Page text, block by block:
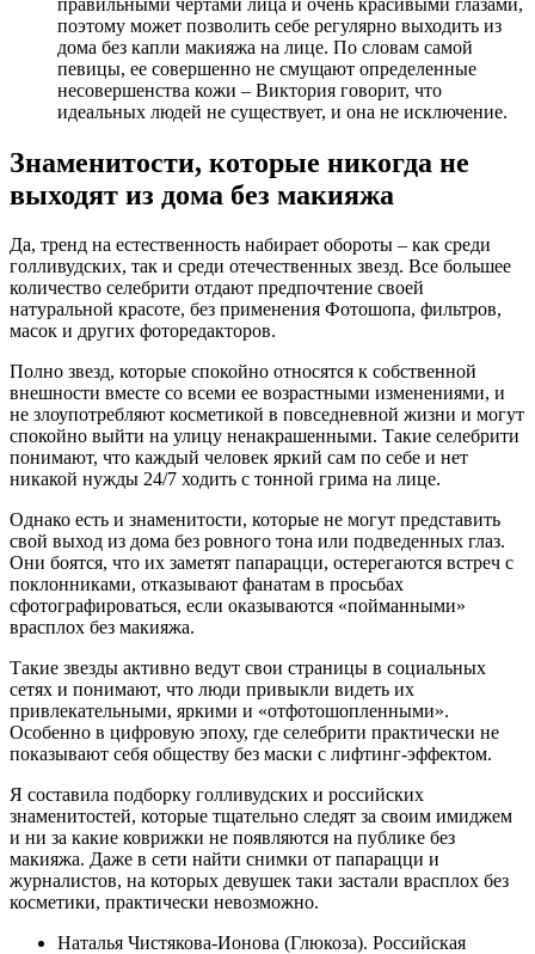
поэтому может позволить себе регулярно выходить из
дома без капли макияжа на лице. По словам самой
певицы, ее совершенно не смущают определенные
несовершенства кожи – Виктория говорит, что
идеальных людей не существует, и она не исключение.
Знаменитости, которые никогда не
выходят из дома без макияжа
Да, тренд на естественность набирает обороты – как среди
голливудских, так и среди отечественных звезд. Все большее
количество селебрити отдают предпочтение своей
натуральной красоте, без применения Фотошопа, фильтров,
масок и других фоторедакторов.
Полно звезд, которые спокойно относятся к собственной
внешности вместе со всеми ее возрастными изменениями, и
не злоупотребляют косметикой в повседневной жизни и могут
спокойно выйти на улицу ненакрашенными. Такие селебрити
понимают, что каждый человек яркий сам по себе и нет
никакой нужды 24/7 ходить с тонной грима на лице.
Однако есть и знаменитости, которые не могут представить
свой выход из дома без ровного тона или подведенных глаз.
Они боятся, что их заметят папарацци, остерегаются встреч с
поклонниками, отказывают фанатам в просьбах
сфотографироваться, если оказываются «пойманными»
врасплох без макияжа.
Такие звезды активно ведут свои страницы в социальных
сетях и понимают, что люди привыкли видеть их
привлекательными, яркими и «отфотошопленными».
Особенно в цифровую эпоху, где селебрити практически не
показывают себя обществу без маски с лифтинг-эффектом.
Я составила подборку голливудских и российских
знаменитостей, которые тщательно следят за своим имиджем
и ни за какие коврижки не появляются на публике без
макияжа. Даже в сети найти снимки от папарацци и
журналистов, на которых девушек таки застали врасплох без
косметики, практически невозможно.
Наталья Чистякова-Ионова (Глюкоза). Российская